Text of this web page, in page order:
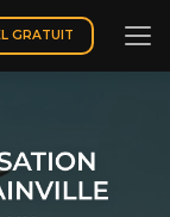
GRATUIT